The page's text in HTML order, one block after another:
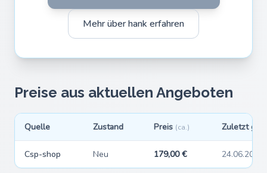
Mehr über hank erfahren
Preise aus aktuellen Angeboten
Quelle Zustand Preis (ca.) Zuletzt
Csp-shop Neu 179,00 € 24.06.2026